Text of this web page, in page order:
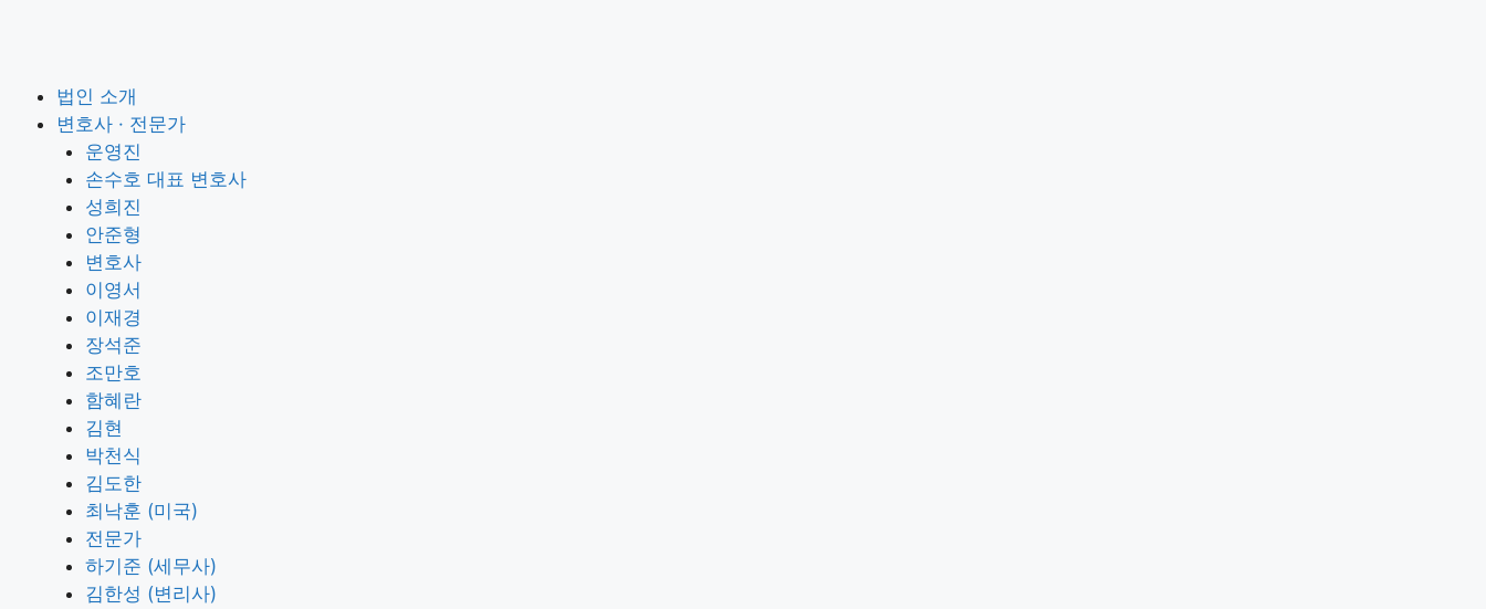
법인 소개
변호사 · 전문가
운영진
손수호 대표 변호사
성희진
안준형
변호사
이영서
이재경
장석준
조만호
함혜란
김현
박천식
김도한
최낙훈 (미국)
전문가
하기준 (세무사)
김한성 (변리사)